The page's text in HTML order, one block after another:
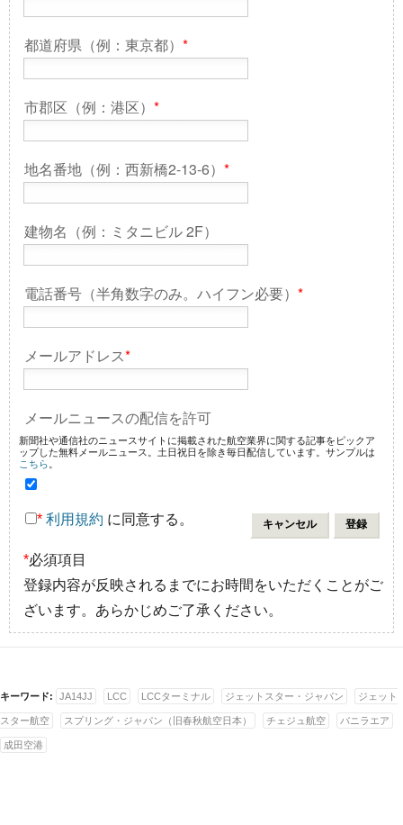
都道府県（例：東京都） *
市郡区（例：港区） *
地名番地（例：西新橋2-13-6） *
建物名（例：ミタニビル 2F）
電話番号（半角数字のみ。ハイフン必要） *
メールアドレス*
メールニュースの配信を許可
新聞社や通信社のニュースサイトに掲載された航空業界に関する記事をピックア
ップした無料メールニュース。土日祝日を除き毎日配信しています。サンプルは
こちら
* 利用規約 に同意する。
*必須項目
登録内容が反映されるまでにお時間をいただくことがご
ざいます。あらかじめご了承ください。
キーワード: JA14JJ LCC LCCターミナル ジェットスター・ジャパン ジェット
スター航空 スプリング・ジャパン（旧春秋航空日本） チェジュ航空 バニラエア
成田空港